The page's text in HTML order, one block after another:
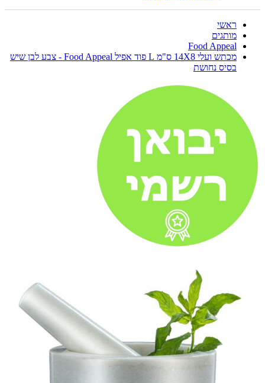
ראשי
מותגים
Food Appeal
מכתש ועלי 14X8 ס"מ L פוד אפיל Food Appeal - צבע לבן שיש
בסיס נחושת